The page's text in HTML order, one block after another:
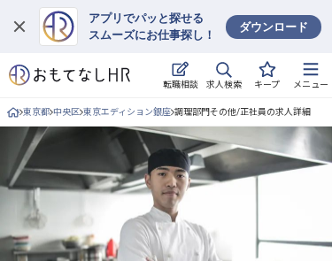
アプリでパッと探せる
スムーズにお仕事探し！
ダウンロード
転職相談 求人検索 キープ メニュー
ログイン
求人・施設を探す
キープした求人
就職・転職 合同説明会
おもてなしHRについて
東京都 中央区 東京エディション銀座 調理部門その他/正社員の求人詳細